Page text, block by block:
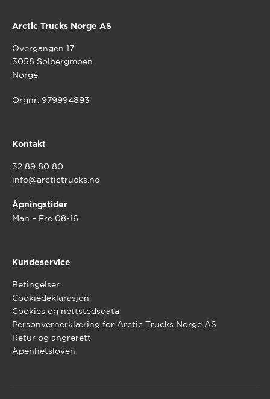
Arctic Trucks Norge AS
Overgangen 17
3058 Solbergmoen
Norge
Orgnr. 979994893
Kontakt
32 89 80 80
info@arctictrucks.no
Åpningstider
Man – Fre 08-16
Kundeservice
Betingelser
Cookiedeklarasjon
Cookies og nettstedsdata
Personvernerklæring for Arctic Trucks Norge AS
Retur og angrerett
Åpenhetsloven